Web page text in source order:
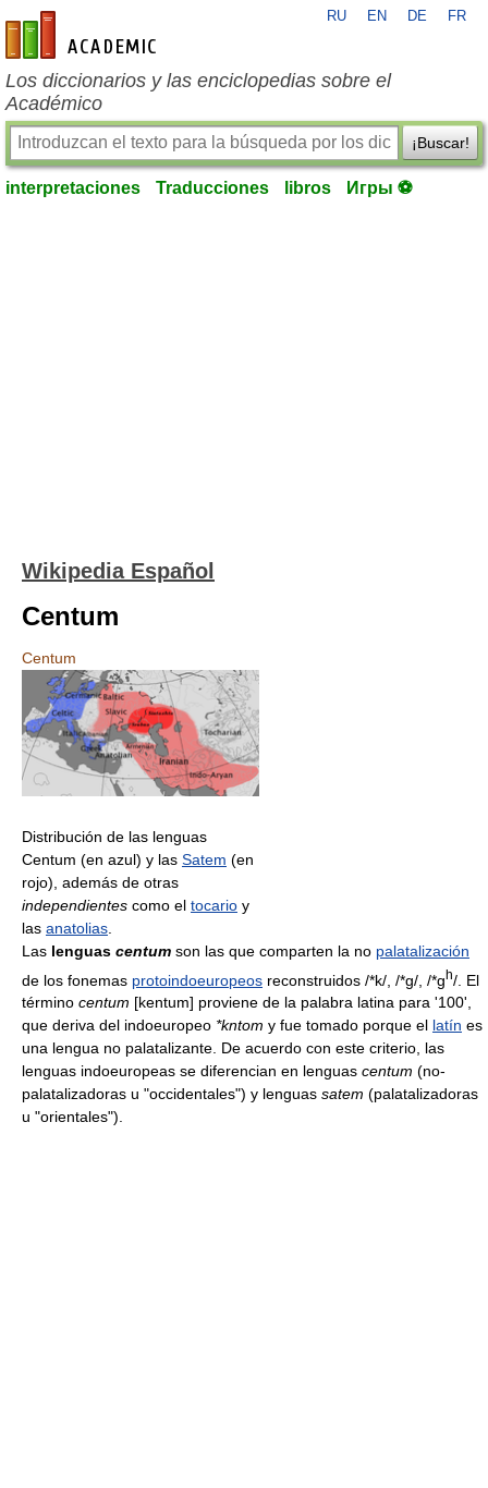
es-academic.com
RU EN DE FR
Los diccionarios y las enciclopedias sobre el
Académico
¡Buscar!
interpretaciones Traducciones libros Игры ⚽
Wikipedia Español
Centum
Centum
Distribución de las lenguas
Centum (en azul) y las Satem (en
rojo), además de otras
independientes como el tocario y
las anatolias
Las lenguas centum son las que comparten la no palatalización
de los fonemas protoindoeuropeos reconstruidos /*k/, /*g/, /*gh/. El
término centum [kentum] proviene de la palabra latina para '100',
que deriva del indoeuropeo *kntom y fue tomado porque el latín es
una lengua no palatalizante. De acuerdo con este criterio, las
lenguas indoeuropeas se diferencian en lenguas centum (no-
palatalizadoras u "occidentales") y lenguas satem (palatalizadoras
u "orientales").